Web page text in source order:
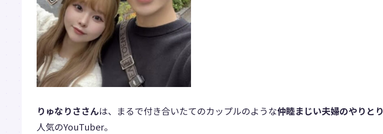
りゅなりささんは、まるで付き合いたてのカップルのような仲睦まじい夫婦のやりとり
人気のYouTuber。